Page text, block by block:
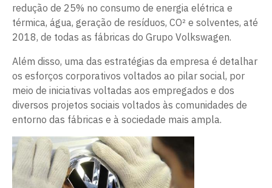
redução de 25% no consumo de energia elétrica e
térmica, água, geração de resíduos, CO² e solventes, até
2018, de todas as fábricas do Grupo Volkswagen.
Além disso, uma das estratégias da empresa é detalhar
os esforços corporativos voltados ao pilar social, por
meio de iniciativas voltadas aos empregados e dos
diversos projetos sociais voltados às comunidades de
entorno das fábricas e à sociedade mais ampla.